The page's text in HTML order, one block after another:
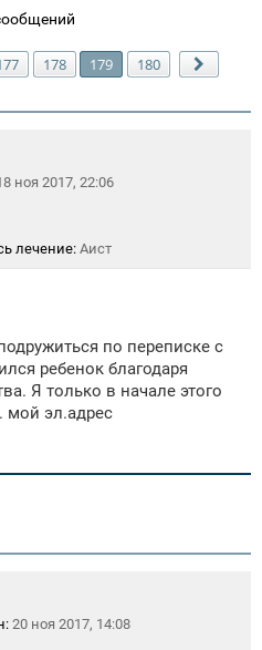
178 179 180
ноя 2017, 22:06
лечение: Аист
по переписке с
ребенок благодаря
Я только в начале этого
мой эл.адрес
20 ноя 2017, 14:08